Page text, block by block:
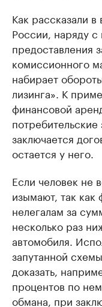
Как рассказали
России, наряду
предоставления
комиссионного
набирает
лизинга». К
финансовой
заключается
остается у него.
Если человек не
изымают, так как
нелегалам за
несколько раз
автомобиля.
запутанной
доказать,
процентов по
обмана, при